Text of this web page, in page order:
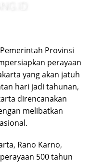
Pemerintah Provinsi
perayaan
yang akan jatuh
hari jadi tahunan,
direncanakan
melibatkan
Rano Karno,
500 tahun